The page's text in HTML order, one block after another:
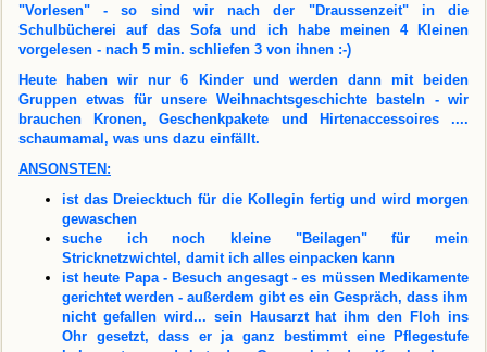
"Vorlesen" - so sind wir nach der "Draussenzeit" in die
Schulbücherei auf das Sofa und ich habe meinen 4 Kleinen
vorgelesen - nach 5 min. schliefen 3 von ihnen :-)
Heute haben wir nur 6 Kinder und werden dann mit beiden
Gruppen etwas für unsere Weihnachtsgeschichte basteln - wir
brauchen Kronen, Geschenkpakete und Hirtenaccessoires ....
schaumamal, was uns dazu einfällt.
ANSONSTEN:
ist das Dreiecktuch für die Kollegin fertig und wird morgen
gewaschen
suche ich noch kleine "Beilagen" für mein
Stricknetzwichtel, damit ich alles einpacken kann
ist heute Papa - Besuch angesagt - es müssen Medikamente
gerichtet werden - außerdem gibt es ein Gespräch, dass ihm
nicht gefallen wird... sein Hausarzt hat ihm den Floh ins
Ohr gesetzt, dass er ja ganz bestimmt eine Pflegestufe